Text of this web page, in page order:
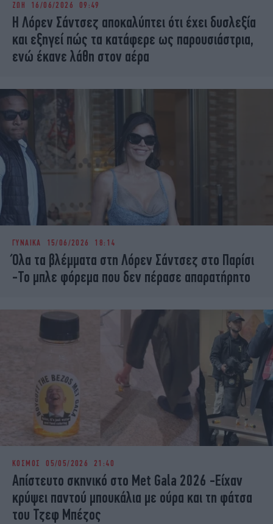
iBOOKS
OSCARS
THE OCEAN
MEDIA
ELAMEFORA
ΖΩΗ 16/06/2026 09:49
Η Λόρεν Σάντσεζ αποκαλύπτει ότι έχει δυσλεξία
και εξηγεί πώς τα κατάφερε ως παρουσιάστρια,
ενώ έκανε λάθη στον αέρα
ΓΥΝΑΙΚΑ 15/06/2026 18:14
Όλα τα βλέμματα στη Λόρεν Σάντσεζ στο Παρίσι
-Το μπλε φόρεμα που δεν πέρασε απαρατήρητο
ΚΟΣΜΟΣ 05/05/2026 21:40
Απίστευτο σκηνικό στο Met Gala 2026 -Είχαν
κρύψει παντού μπουκάλια με ούρα και τη φάτσα
του Τζεφ Μπέζος